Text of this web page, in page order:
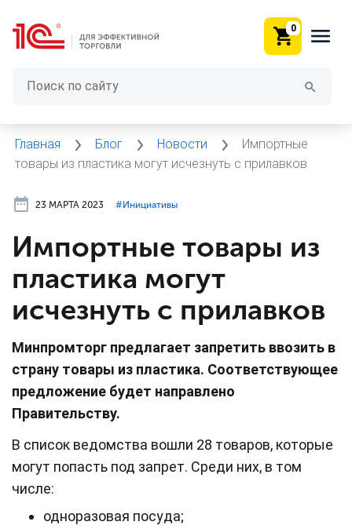
0
Главная Блог Новости
Импортные
товары из пластика могут исчезнуть с прилавков
23 МАРТА 2023 #⁣Инициативы
Импортные товары из
пластика могут
исчезнуть с прилавков
Минпромторг предлагает запретить ввозить в
страну товары из пластика. Соответствующее
предложение будет направлено
Правительству.
В список ведомства вошли 28 товаров, которые
могут попасть под запрет. Среди них, в том
числе:
одноразовая посуда;